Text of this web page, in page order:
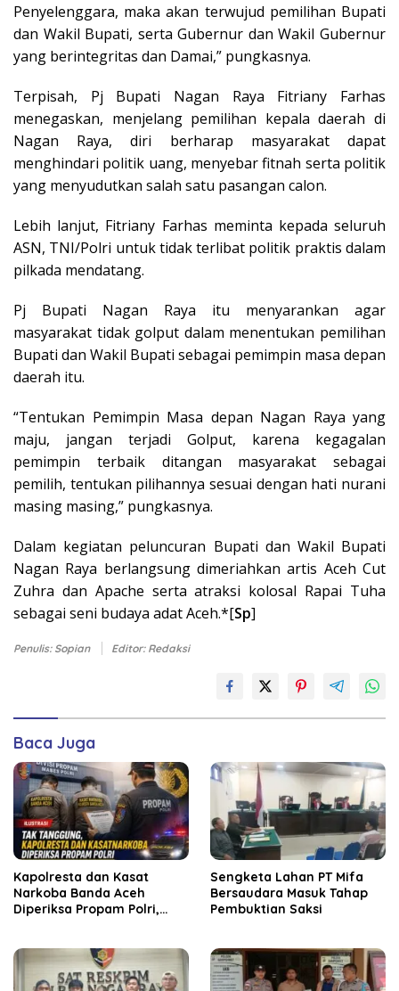
Penyelenggara, maka akan terwujud pemilihan Bupati
dan Wakil Bupati, serta Gubernur dan Wakil Gubernur
yang berintegritas dan Damai,” pungkasnya.
Terpisah, Pj Bupati Nagan Raya Fitriany Farhas
menegaskan, menjelang pemilihan kepala daerah di
Nagan Raya, diri berharap masyarakat dapat
menghindari politik uang, menyebar fitnah serta politik
yang menyudutkan salah satu pasangan calon.
Lebih lanjut, Fitriany Farhas meminta kepada seluruh
ASN, TNI/Polri untuk tidak terlibat politik praktis dalam
pilkada mendatang.
Pj Bupati Nagan Raya itu menyarankan agar
masyarakat tidak golput dalam menentukan pemilihan
Bupati dan Wakil Bupati sebagai pemimpin masa depan
daerah itu.
“Tentukan Pemimpin Masa depan Nagan Raya yang
maju, jangan terjadi Golput, karena kegagalan
pemimpin terbaik ditangan masyarakat sebagai
pemilih, tentukan pilihannya sesuai dengan hati nurani
masing masing,” pungkasnya.
Dalam kegiatan peluncuran Bupati dan Wakil Bupati
Nagan Raya berlangsung dimeriahkan artis Aceh Cut
Zuhra dan Apache serta atraksi kolosal Rapai Tuha
sebagai seni budaya adat Aceh.*[Sp]
Penulis: Sopian Editor: Redaksi
Baca Juga
Kapolresta dan Kasat
Narkoba Banda Aceh
Diperiksa Propam Polri,
Sengketa Lahan PT Mifa
Bersaudara Masuk Tahap
Pembuktian Saksi